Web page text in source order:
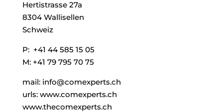
Hertistrasse 27a
8304 Wallisellen
Schweiz
P: +41 44 585 15 05
M: +41 79 795 70 75
mail: info@comexperts.ch
urls: www.comexperts.ch
www.thecomexperts.ch